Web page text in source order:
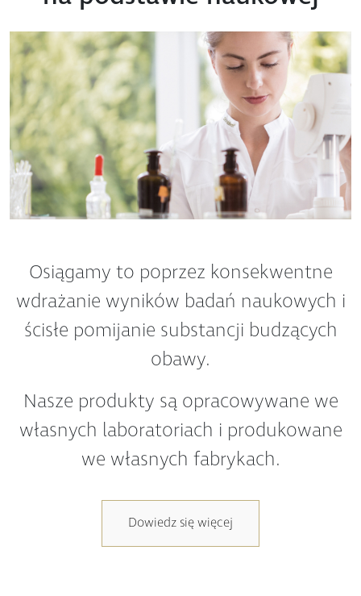
wdrażanie wyników badań naukowych i
ścisłe pomijanie substancji budzących
obawy.
Nasze produkty są opracowywane we
własnych laboratoriach i produkowane
we własnych fabrykach.
Dowiedz się więcej